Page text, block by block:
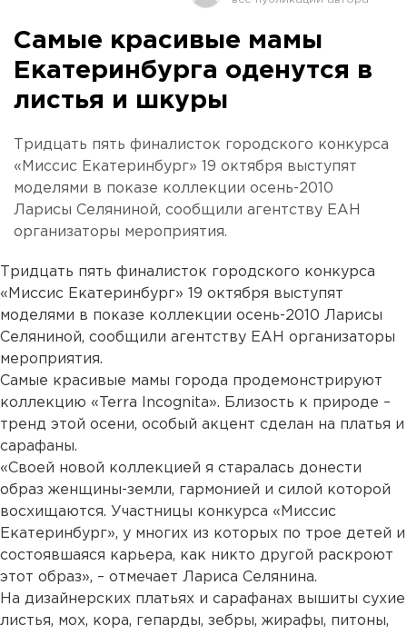
Самые красивые мамы
Екатеринбурга оденутся в
листья и шкуры
Тридцать пять финалисток городского конкурса
«Миссис Екатеринбург» 19 октября выступят
моделями в показе коллекции осень-2010
Ларисы Селяниной, сообщили агентству ЕАН
организаторы мероприятия.
Тридцать пять финалисток городского конкурса
«Миссис Екатеринбург» 19 октября выступят
моделями в показе коллекции осень-2010 Ларисы
Селяниной, сообщили агентству ЕАН организаторы
мероприятия.
Самые красивые мамы города продемонстрируют
коллекцию «Terra Incognita». Близость к природе –
тренд этой осени, особый акцент сделан на платья и
сарафаны.
«Своей новой коллекцией я старалась донести
образ женщины-земли, гармонией и силой которой
восхищаются. Участницы конкурса «Миссис
Екатеринбург», у многих из которых по трое детей и
состоявшаяся карьера, как никто другой раскроют
этот образ», – отмечает Лариса Селянина.
На дизайнерских платьях и сарафанах вышиты сухие
листья, мох, кора, гепарды, зебры, жирафы, питоны,